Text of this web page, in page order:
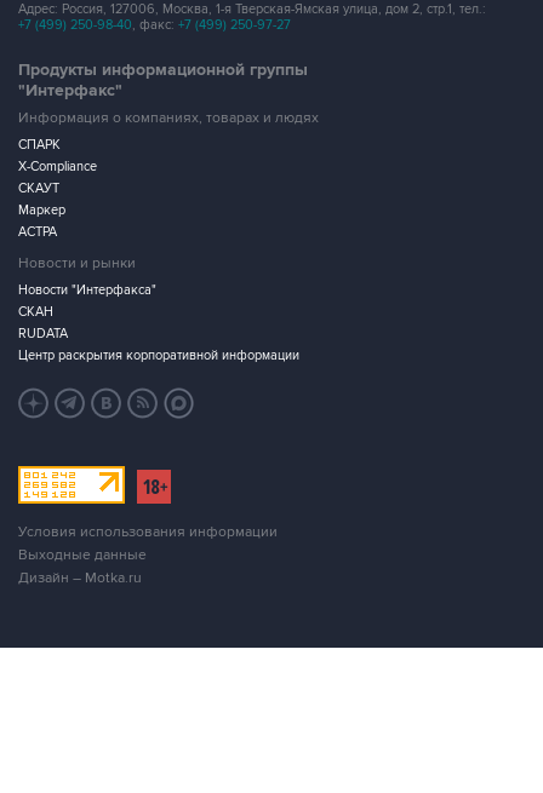
Адрес: Россия, 127006, Москва, 1-я Тверская-Ямская улица, дом 2, стр.1, тел.:
+7 (499) 250-98-40, факс: +7 (499) 250-97-27
Продукты информационной группы
"Интерфакс"
Информация о компаниях, товарах и людях
СПАРК
X-Compliance
СКАУТ
Маркер
АСТРА
Новости и рынки
Новости "Интерфакса"
СКАН
RUDATA
Центр раскрытия корпоративной информации
Условия использования информации
Выходные данные
Дизайн – Motka.ru